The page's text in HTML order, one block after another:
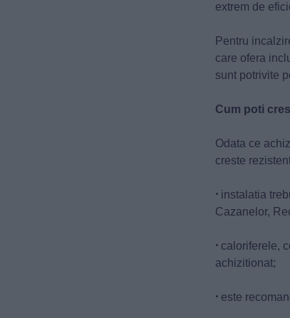
extrem de
Pentru
care ofera
sunt potrivite
Cum poti
Odata ce
creste
• instalatia
Cazanelor,
• caloriferele,
achizitionat;
• este